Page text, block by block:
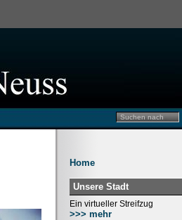
Home
Unsere Stadt
Ein virtueller Streifzug
>>> mehr